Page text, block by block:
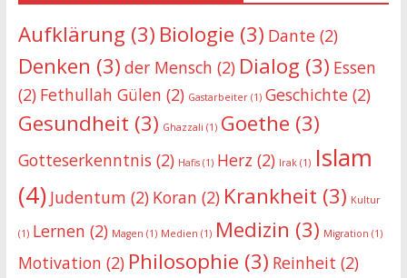
Aufklärung (3) Biologie (3) Dante(2)
Denken (3) der Mensch (2) Dialog (3) Essen
(2) Fethullah Gülen (2) Gastarbeiter(1) Geschichte(2)
Gesundheit (3) Ghazzali (1) Goethe (3)
Gotteserkenntnis (2) Hafis(1) Herz (2) Irak(1) Islam
(4) Judentum (2) Koran (2) Krankheit (3) Kultur
(1) Lernen (2) Magen (1) Medien (1) Medizin (3) Migration (1)
Motivation (2) Philosophie (3) Reinheit (2)